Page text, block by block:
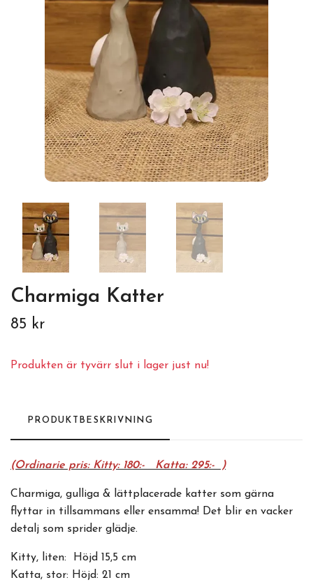
Charmiga Katter
85 kr
Produkten är tyvärr slut i lager just nu!
PRODUKTBESKRIVNING
(Ordinarie pris: Kitty: 180:- Katta: 295:- )
Charmiga, gulliga & lättplacerade katter som gärna
flyttar in tillsammans eller ensamma! Det blir en vacker
detalj som sprider glädje.
Kitty, liten: Höjd 15,5 cm
Katta, stor: Höjd: 21 cm